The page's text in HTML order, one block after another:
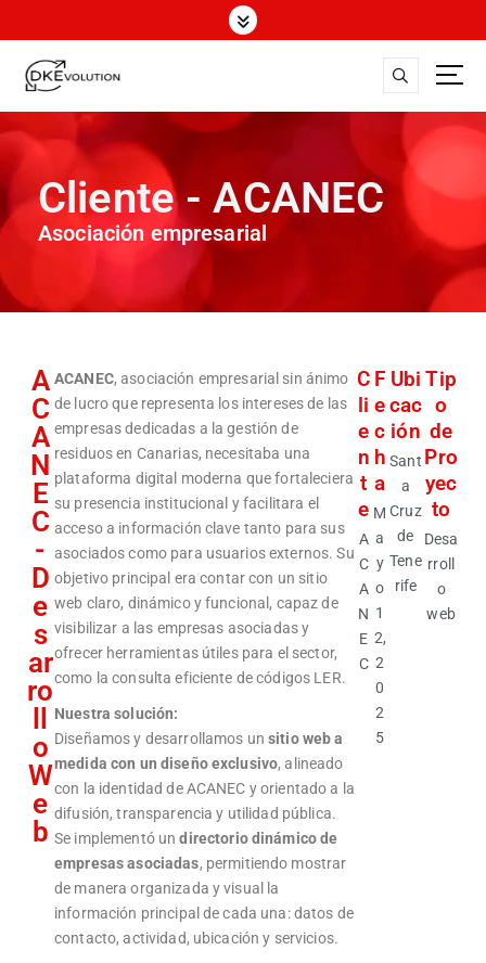
Cliente - ACANEC
Asociación empresarial
A
C
A
N
E
C
-
D
e
s
ar
ro
o
W
e
b
ACANEC, asociación empresarial sin ánimo
de lucro que representa los intereses de las
empresas dedicadas a la gestión de
residuos en Canarias, necesitaba una
plataforma digital moderna que fortaleciera
su presencia institucional y facilitara el
acceso a información clave tanto para sus
asociados como para usuarios externos. Su
objetivo principal era contar con un sitio
web claro, dinámico y funcional, capaz de
visibilizar a las empresas asociadas y
ofrecer herramientas útiles para el sector,
como la consulta eficiente de códigos LER.
Nuestra solución:
Diseñamos y desarrollamos unsitio web a
medida con un diseño exclusivo, alineado
con la identidad de ACANEC y orientado a la
difusión, transparencia y utilidad pública.
Se implementó undirectorio dinámico de
empresas asociadas, permitiendo mostrar
de manera organizada y visual la
información principal de cada una: datos de
contacto, actividad, ubicación y servicios.
C
li
e
n
t
e
A
C
A
N
E
C
F
e
c
h
a
M
a
y
o
1
2,
2
0
2
5
Ubi
cac
ión
Sant
a
Cruz
de
Tene
rife
Tip
o
de
Pro
yec
to
Desa
rroll
o
web